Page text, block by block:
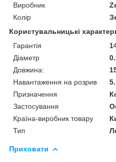
Виробник
Колір
Користувальницькі
Гарантія
Діаметр
Довжина:
Навантаження на розрив
Призначення
Застосування
Країна-виробник товару
Тип
Приховати